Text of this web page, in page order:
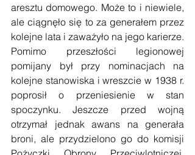
aresztu domowego. Może to i niewiele,
ale ciągnęło się to za generałem przez
kolejne lata i zaważyło na jego karierze.
Pomimo przeszłości legionowej
pomijany był przy nominacjach na
kolejne stanowiska i wreszcie w 1938 r.
poprosił o przeniesienie w stan
spoczynku. Jeszcze przed wojną
otrzymał jednak awans na generała
broni, ale przydzielono go do komisji